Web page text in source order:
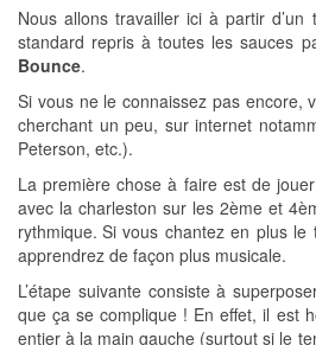
Nous allons travailler ici à partir d’un
standard repris à toutes les sauces
Bounce.
Si vous ne le connaissez pas encore,
cherchant un peu, sur internet
Peterson, etc.).
La première chose à faire est de
avec la charleston sur les 2ème et
rythmique. Si vous chantez en plus
apprendrez de façon plus musicale.
L’étape suivante consiste à
que ça se complique ! En effet, il est
entier à la main gauche (surtout si le